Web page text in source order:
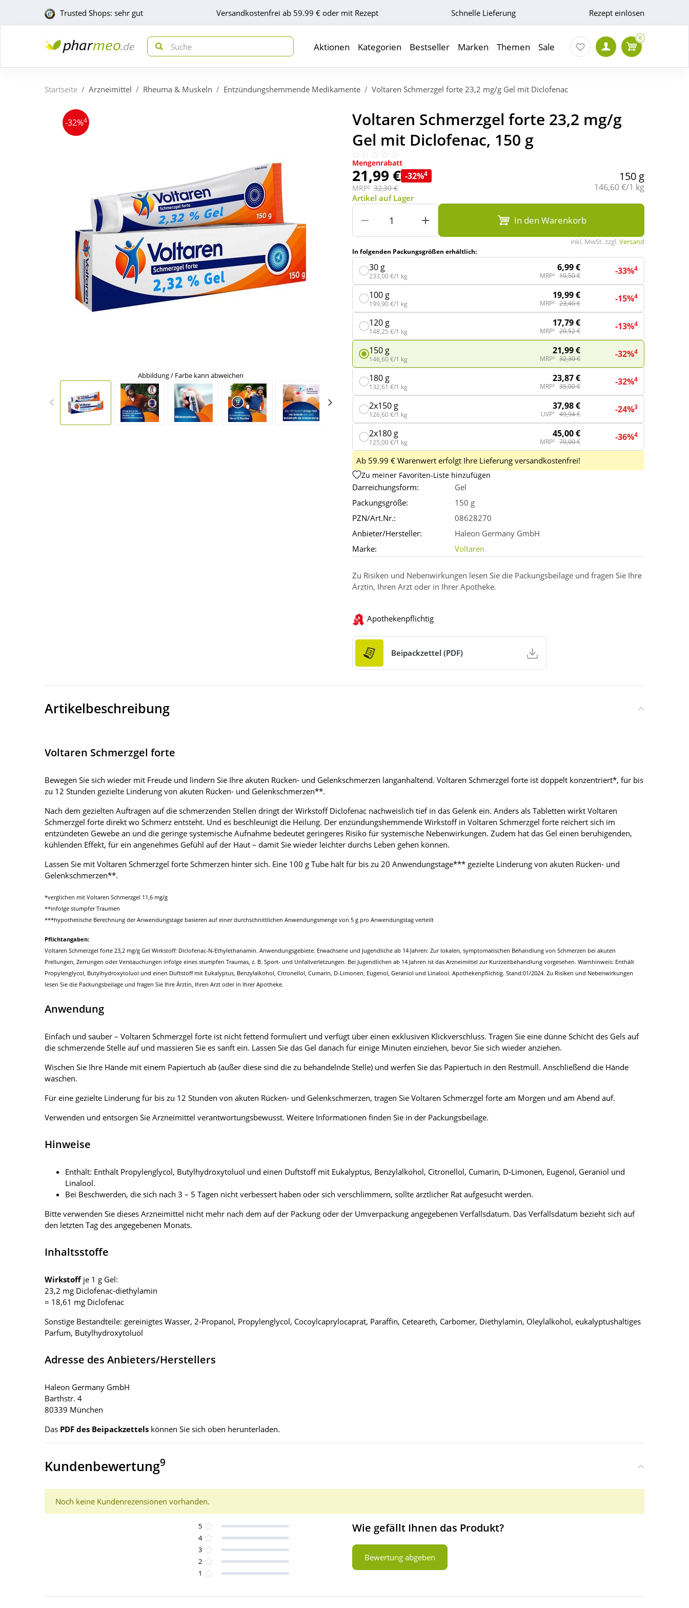
Trusted Shops: sehr gut Versandkostenfrei ab 59.99 € oder mit Rezept Schnelle Lieferung Rezept einlösen
Aktionen Kategorien Bestseller Marken Themen Sale
0
Startseite Arzneimittel Rheuma & Muskeln Entzündungshemmende Medikamente Voltaren Schmerzgel forte 23,2 mg/g Gel mit Diclofenac
-32%4
Abbildung / Farbe kann abweichen
Voltaren Schmerzgel forte 23,2 mg/g
Gel mit Diclofenac, 150 g
Mengenrabatt
21,99 € -32%4
MRP² 32,30 €
150 g
Grundpreis:
146,60 €/1 kg
Artikel auf Lager
In den Warenkorb
inkl. MwSt. zzgl.Versand
In folgenden Packungsgrößen erhältlich:
30 g
233,00 €/1 kg
6,99 €
MRP² 10,50 € -33%4
100 g
199,90 €/1 kg
19,99 €
MRP² 23,40 € -15%4
120 g
148,25 €/1 kg
17,79 €
MRP² 20,52 € -13%4
150 g
146,60 €/1 kg
21,99 €
MRP² 32,30 € -32%4
180 g
132,61 €/1 kg
23,87 €
MRP² 35,00 € -32%4
2x150 g
126,60 €/1 kg
37,98 €
UVP¹ 49,94 € -24%3
2x180 g
125,00 €/1 kg
45,00 €
MRP² 70,00 € -36%4
Ab 59.99 € Warenwert erfolgt Ihre Lieferung versandkostenfrei!
Zu meiner Favoriten-Liste hinzufügen
Darreichungsform:
Gel
Packungsgröße:
150 g
PZN/Art.Nr.:
08628270
Anbieter/Hersteller:
Haleon Germany GmbH
Marke:
Voltaren
Zu Risiken und Nebenwirkungen lesen Sie die Packungsbeilage und fragen Sie Ihre
Ärztin, Ihren Arzt oder in Ihrer Apotheke.
Apothekenpflichtig
Beipackzettel (PDF)
Artikelbeschreibung
Voltaren Schmerzgel forte
Bewegen Sie sich wieder mit Freude und lindern Sie Ihre akuten Rücken- und Gelenkschmerzen langanhaltend. Voltaren Schmerzgel forte ist doppelt konzentriert*, für bis
zu 12 Stunden gezielte Linderung von akuten Rücken- und Gelenkschmerzen**.
Nach dem gezielten Auftragen auf die schmerzenden Stellen dringt der Wirkstoff Diclofenac nachweislich tief in das Gelenk ein. Anders als Tabletten wirkt Voltaren
Schmerzgel forte direkt wo Schmerz entsteht. Und es beschleunigt die Heilung. Der enzündungshemmende Wirkstoff in Voltaren Schmerzgel forte reichert sich im
entzündeten Gewebe an und die geringe systemische Aufnahme bedeutet geringeres Risiko für systemische Nebenwirkungen. Zudem hat das Gel einen beruhigenden,
kühlenden Effekt, für ein angenehmes Gefühl auf der Haut – damit Sie wieder leichter durchs Leben gehen können.
Lassen Sie mit Voltaren Schmerzgel forte Schmerzen hinter sich. Eine 100 g Tube hält für bis zu 20 Anwendungstage*** gezielte Linderung von akuten Rücken- und
Gelenkschmerzen**.
*verglichen mit Voltaren Schmerzgel 11,6 mg/g
**infolge stumpfer Traumen
***hypothetische Berechnung der Anwendungstage basieren auf einer durchschnittlichen Anwendungsmenge von 5 g pro Anwendungstag verteilt
Pflichtangaben:
Voltaren Schmerzgel forte 23,2 mg/g Gel Wirkstoff: Diclofenac-N-Ethylethanamin. Anwendungsgebiete: Erwachsene und Jugendliche ab 14 Jahren: Zur lokalen, symptomatischen Behandlung von Schmerzen bei akuten
Prellungen, Zerrungen oder Verstauchungen infolge eines stumpfen Traumas, z. B. Sport- und Unfallverletzungen. Bei Jugendlichen ab 14 Jahren ist das Arzneimittel zur Kurzzeitbehandlung vorgesehen. Warnhinweis: Enthält
Propylenglycol, Butylhydroxytoluol und einen Duftstoff mit Eukalyptus, Benzylalkohol, Citronellol, Cumarin, D-Limonen, Eugenol, Geraniol und Linalool. Apothekenpflichtig. Stand:01/2024. Zu Risiken und Nebenwirkungen
lesen Sie die Packungsbeilage und fragen Sie Ihre Ärztin, Ihren Arzt oder in Ihrer Apotheke.
Anwendung
Einfach und sauber – Voltaren Schmerzgel forte ist nicht fettend formuliert und verfügt über einen exklusiven Klickverschluss. Tragen Sie eine dünne Schicht des Gels auf
die schmerzende Stelle auf und massieren Sie es sanft ein. Lassen Sie das Gel danach für einige Minuten einziehen, bevor Sie sich wieder anziehen.
Wischen Sie Ihre Hände mit einem Papiertuch ab (außer diese sind die zu behandelnde Stelle) und werfen Sie das Papiertuch in den Restmüll. Anschließend die Hände
waschen.
Für eine gezielte Linderung für bis zu 12 Stunden von akuten Rücken- und Gelenkschmerzen, tragen Sie Voltaren Schmerzgel forte am Morgen und am Abend auf.
Verwenden und entsorgen Sie Arzneimittel verantwortungsbewusst. Weitere Informationen finden Sie in der Packungsbeilage.
Hinweise
Enthält: Enthält Propylenglycol, Butylhydroxytoluol und einen Duftstoff mit Eukalyptus, Benzylalkohol, Citronellol, Cumarin, D-Limonen, Eugenol, Geraniol und
Linalool.
Bei Beschwerden, die sich nach 3 – 5 Tagen nicht verbessert haben oder sich verschlimmern, sollte ärztlicher Rat aufgesucht werden.
Bitte verwenden Sie dieses Arzneimittel nicht mehr nach dem auf der Packung oder der Umverpackung angegebenen Verfallsdatum. Das Verfallsdatum bezieht sich auf
den letzten Tag des angegebenen Monats.
Inhaltsstoffe
Wirkstoff je 1 g Gel:
23,2 mg Diclofenac-diethylamin
= 18,61 mg Diclofenac
Sonstige Bestandteile: gereinigtes Wasser, 2-Propanol, Propylenglycol, Cocoylcaprylocaprat, Paraffin, Ceteareth, Carbomer, Diethylamin, Oleylalkohol, eukalyptushaltiges
Parfum, Butylhydroxytoluol
Adresse des Anbieters/Herstellers
Haleon Germany GmbH
Barthstr. 4
80339 München
Das PDF des Beipackzettels können Sie sich oben herunterladen.
Kundenbewertung9
Noch keine Kundenrezensionen vorhanden.
5
4
3
2
1
Wie gefällt Ihnen das Produkt?
Bewertung abgeben